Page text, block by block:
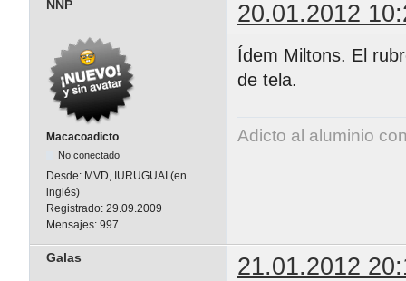
NNP 20.01.2012
Macacoadicto
No conectado
Desde: MVD, IURUGUAI (en
inglés)
Registrado: 29.09.2009
Mensajes: 997
Ídem Miltons. El
de tela.
Adicto al aluminio
Galas 21.01.2012